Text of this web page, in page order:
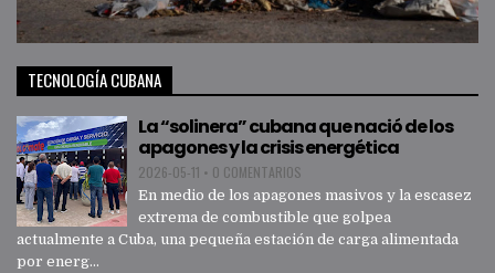
TECNOLOGÍA CUBANA
La “solinera” cubana que nació de los
apagones y la crisis energética
2026-05-11 • 0 COMENTARIOS
En medio de los apagones masivos y la escasez
extrema de combustible que golpea
actualmente a Cuba, una pequeña estación de carga alimentada
por energ...